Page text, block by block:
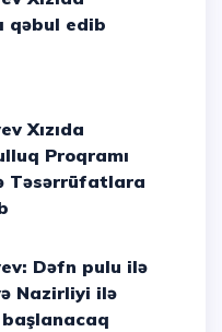
qəbul edib
Proqramı
Təsərrüfatlara
Nazirliyi ilə
başlanacaq